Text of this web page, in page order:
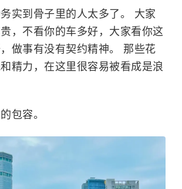
实到骨子里的人太多了。 大家
，不看你的车多好，大家看你这
做事有没有契约精神。 那些花
精力，在这里很容易被看成是浪
包容。